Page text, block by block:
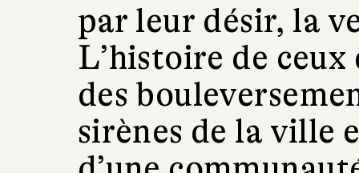
par leur désir, la
L’histoire de
des
sirènes de la ville